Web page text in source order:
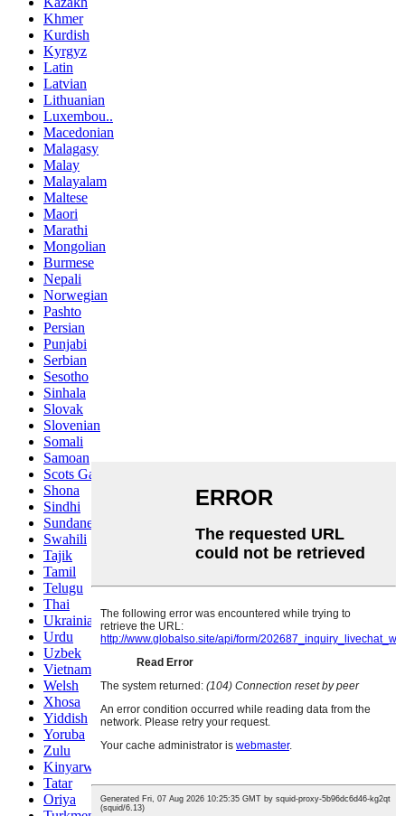
Khmer
Kurdish
Kyrgyz
Latin
Latvian
Lithuanian
Luxembou..
Macedonian
Malagasy
Malay
Malayalam
Maltese
Maori
Marathi
Mongolian
Burmese
Nepali
Norwegian
Pashto
Persian
Punjabi
Serbian
Sesotho
Sinhala
Slovak
Slovenian
Somali
Samoan
Scots Gaelic
Shona
Sindhi
Sundanese
Swahili
Tajik
Tamil
Telugu
Thai
Ukrainian
Urdu
Uzbek
Vietnamese
Welsh
Xhosa
Yiddish
Yoruba
Zulu
Kinyarwanda
Tatar
Oriya